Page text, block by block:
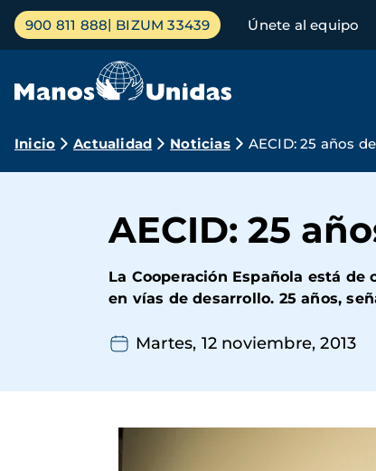
Pasar
contenido
Menú
principal
900 811 888 BIZUM 33439 Únete al equipo
Ruta
navegación
Inicio Actualidad Noticias AECID: 25 años
AECID: 25
La Cooperación Española está
en vías de desarrollo. 25 años,
Martes, 12 noviembre, 2013